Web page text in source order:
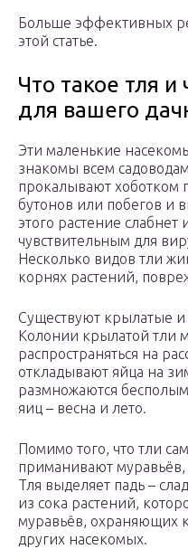
Больше эффективных
этой статье.
Что такое тля
для вашего
Эти маленькие
знакомы всем
прокалывают хоботком
бутонов или побегов и
этого растение слабнет
чувствительным для
Несколько видов тли
корнях растений,
Существуют крылатые
Колонии крылатой тли
распространяться на
откладывают яйца на
размножаются
яиц – весна и лето.
Помимо того, что тли
приманивают муравьёв,
Тля выделяет падь –
из сока растений,
муравьёв, охраняющих
других насекомых.